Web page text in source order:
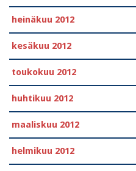
heinäkuu 2012
kesäkuu 2012
toukokuu 2012
huhtikuu 2012
maaliskuu 2012
helmikuu 2012